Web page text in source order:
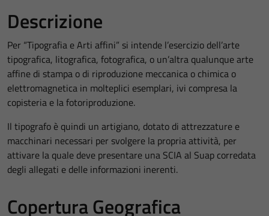
Descrizione
Per “Tipografia e Arti affini” si intende l’esercizio dell’arte
tipografica, litografica, fotografica, o un’altra qualunque arte
affine di stampa o di riproduzione meccanica o chimica o
elettromagnetica in molteplici esemplari, ivi compresa la
copisteria e la fotoriproduzione.
Il tipografo è quindi un artigiano, dotato di attrezzature e
macchinari necessari per svolgere la propria attività, per
attivare la quale deve presentare una SCIA al Suap corredata
degli allegati e delle informazioni inerenti.
Copertura Geografica